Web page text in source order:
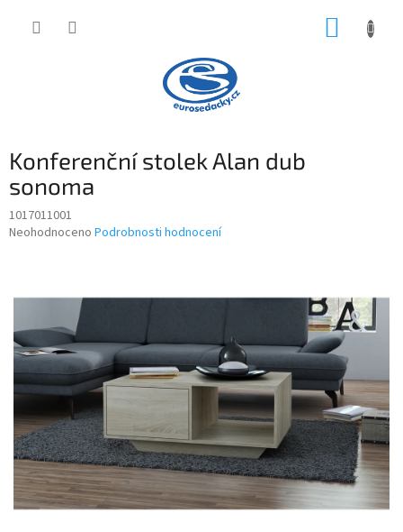
Konferenční stolek Alan dub
sonoma
1017011001
Průměrné
0,0
5
hvězdiček.
Neohodnoceno Podrobnosti hodnocení